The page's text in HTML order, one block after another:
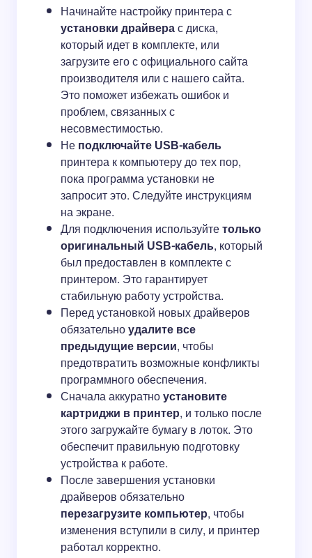
Начинайте настройку принтера с
установки драйверас диска,
который идет в комплекте, или
загрузите его с официального сайта
производителя или с нашего сайта.
Это поможет избежать ошибок и
проблем, связанных с
несовместимостью.
Неподключайте USB-кабель
принтера к компьютеру до тех пор,
пока программа установки не
запросит это. Следуйте инструкциям
на экране.
Для подключения используйтетолько
оригинальный USB-кабель, который
был предоставлен в комплекте с
принтером. Это гарантирует
стабильную работу устройства.
Перед установкой новых драйверов
обязательноудалите все
предыдущие версии, чтобы
предотвратить возможные конфликты
программного обеспечения.
Сначала аккуратноустановите
картриджи в принтер, и только после
этого загружайте бумагу в лоток. Это
обеспечит правильную подготовку
устройства к работе.
После завершения установки
драйверов обязательно
перезагрузите компьютер, чтобы
изменения вступили в силу, и принтер
работал корректно.